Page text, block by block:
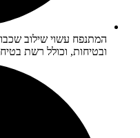
ובטיחות, וכולל רשת